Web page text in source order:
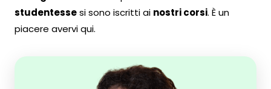
studentessesi sono iscritti ai nostri corsi. È un
piacere avervi qui.